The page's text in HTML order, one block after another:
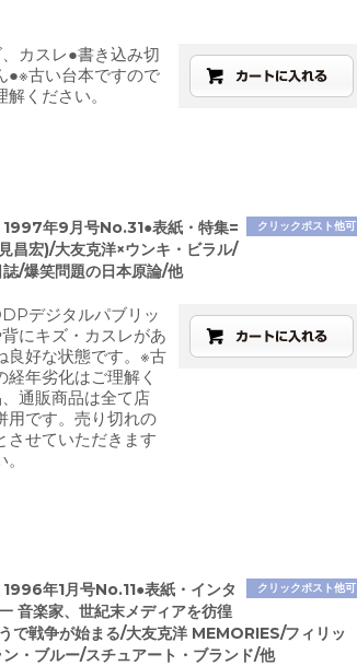
カスレ●書き込み切
●※古い台本ですので
ください。
クリックポスト他可
年9月号No.31●表紙・特集=
昌宏)/大友克洋×ウンキ・ビラル/
/爆笑問題の日本原論/他
デジタルパブリッ
にキズ・カスレがあ
良好な状態です。※古
年劣化はご理解く
通販商品は全て店
用です。売り切れの
させていただきます
クリックポスト他可
年1月号No.11●表紙・インタ
音楽家、世紀末メディアを彷徨
で戦争が始まる/大友克洋 MEMORIES/フィリッ
・ブルー/スチュアート・ブランド/他